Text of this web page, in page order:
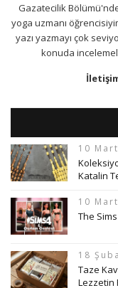
Gazatecilik
yoga uzmanı
yazı yazmayı çok
konuda
10
Katalin
10
The
18
Taze
Lezzetin